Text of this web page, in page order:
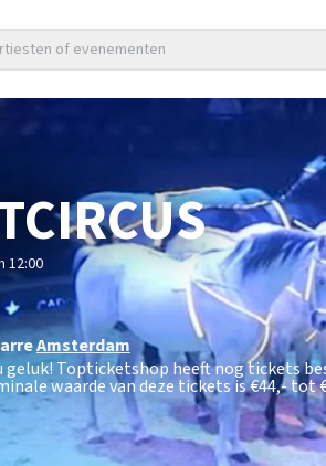
of evenementen
12:00
Amsterdam
geluk! Topticketshop heeft nog tickets
waarde van deze tickets is€44,- tot